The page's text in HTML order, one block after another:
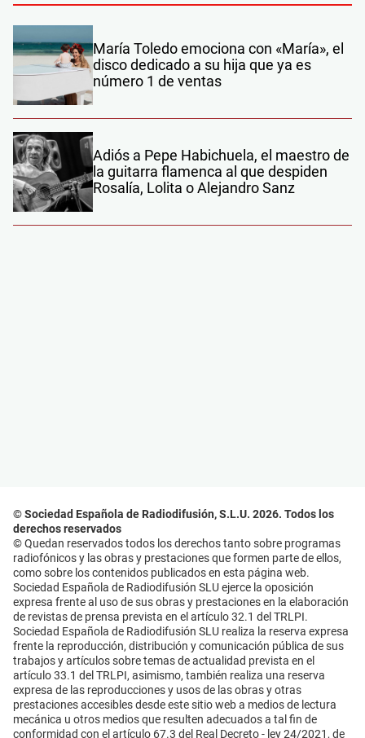
María Toledo emociona con «María», el
disco dedicado a su hija que ya es
número 1 de ventas
Adiós a Pepe Habichuela, el maestro de
la guitarra flamenca al que despiden
Rosalía, Lolita o Alejandro Sanz
© Sociedad Española de Radiodifusión, S.L.U. 2026. Todos los
derechos reservados
© Quedan reservados todos los derechos tanto sobre programas
radiofónicos y las obras y prestaciones que formen parte de ellos,
como sobre los contenidos publicados en esta página web.
Sociedad Española de Radiodifusión SLU ejerce la oposición
expresa frente al uso de sus obras y prestaciones en la elaboración
de revistas de prensa prevista en el artículo 32.1 del TRLPI.
Sociedad Española de Radiodifusión SLU realiza la reserva expresa
frente la reproducción, distribución y comunicación pública de sus
trabajos y artículos sobre temas de actualidad prevista en el
artículo 33.1 del TRLPI, asimismo, también realiza una reserva
expresa de las reproducciones y usos de las obras y otras
prestaciones accesibles desde este sitio web a medios de lectura
mecánica u otros medios que resulten adecuados a tal fin de
conformidad con el artículo 67.3 del Real Decreto - ley 24/2021, de